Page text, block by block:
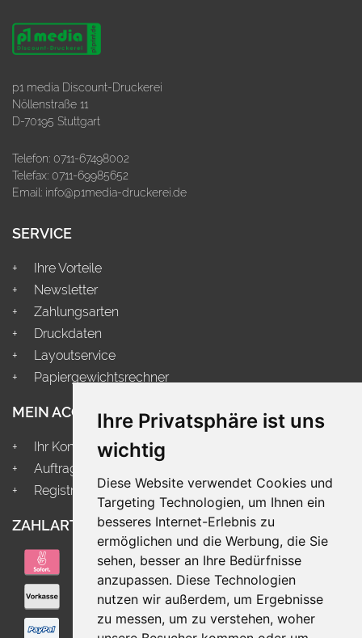
Ihre Privatsphäre ist uns
wichtig
Diese Website verwendet Cookies und
Targeting Technologien, um Ihnen ein
besseres Internet-Erlebnis zu
ermöglichen und die Werbung, die Sie
sehen, besser an Ihre Bedürfnisse
anzupassen. Diese Technologien
nutzen wir außerdem, um Ergebnisse
zu messen, um zu verstehen, woher
p1 media Discount-Druckerei
Nöllenstraße 11
D-70195 Stuttgart
Telefon: 0711-67498002
Telefax: 0711-69985652
Email: info@p1media-druckerei.de
SERVICE
Ihre Vorteile
Newsletter
Zahlungsarten
Druckdaten
Layoutservice
Papiergewichtsrechner
MEIN ACCOUNT
Ihr Konto
Auftragsstatus
Registrieren
ZAHLARTEN VERSAND